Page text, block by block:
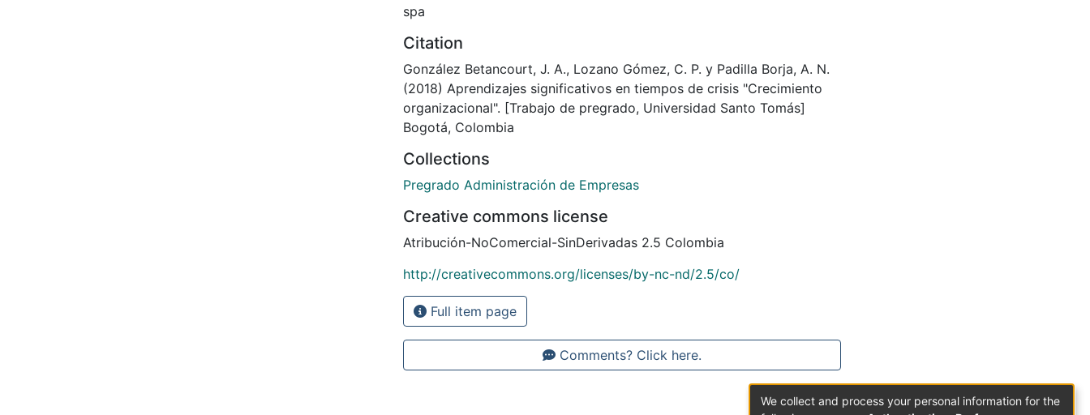
spa
Citation
González Betancourt, J. A., Lozano Gómez, C. P. y Padilla Borja, A. N.
(2018) Aprendizajes significativos en tiempos de crisis "Crecimiento
organizacional". [Trabajo de pregrado, Universidad Santo Tomás]
Bogotá, Colombia
Collections
Pregrado Administración de Empresas
Creative commons license
Atribución-NoComercial-SinDerivadas 2.5 Colombia
http://creativecommons.org/licenses/by-nc-nd/2.5/co/
Full item page
Comments? Click here.
We collect and process your personal information for the